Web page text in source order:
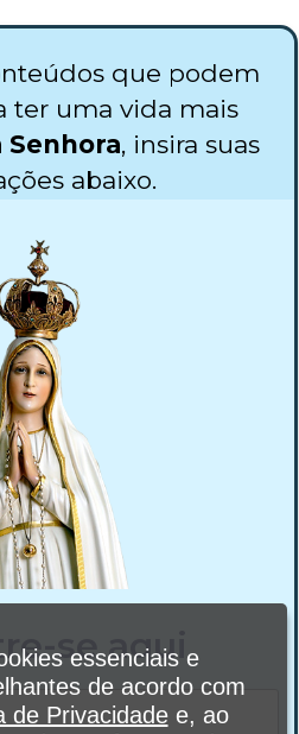
que podem
ter uma vida mais
Senhora, insira suas
abaixo.
se aqui
essenciais e
de acordo com
de Privacidadee, ao